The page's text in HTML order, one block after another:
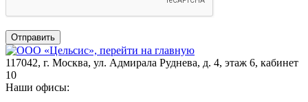
Отправить
117042, г. Москва, ул. Адмирала Руднева, д. 4, этаж 6, кабинет
10
Наши офисы: